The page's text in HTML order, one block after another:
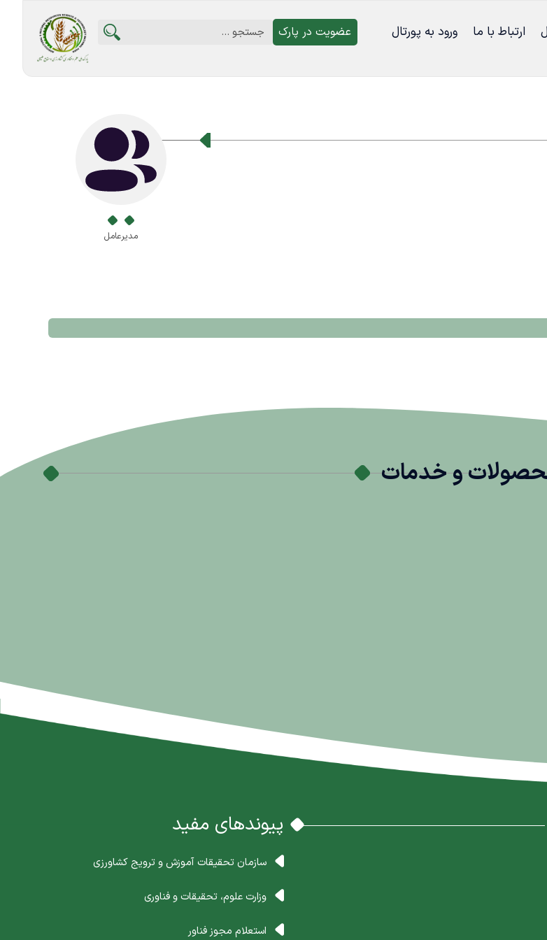
ارتباط با ما ورود به پورتال عضویت در پارک
مدیرعامل
و خدمات
پیوندهای مفید
سازمان تحقیقات آموزش و ترویج کشاورزی
وزارت علوم، تحقیقات و فناوری
استعلام مجوز فناور